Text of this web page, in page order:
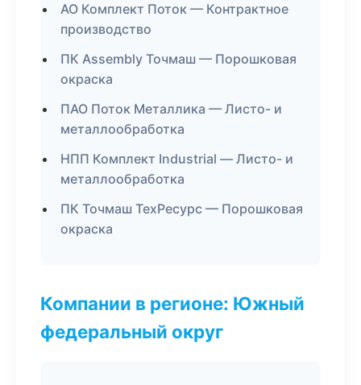
АО Комплект Поток — Контрактное
производство
ПК Assembly Точмаш — Порошковая
окраска
ПАО Поток Металлика — Листо- и
металлообработка
НПП Комплект Industrial — Листо- и
металлообработка
ПК Точмаш ТехРесурс — Порошковая
окраска
Компании в регионе: Южный
федеральный округ